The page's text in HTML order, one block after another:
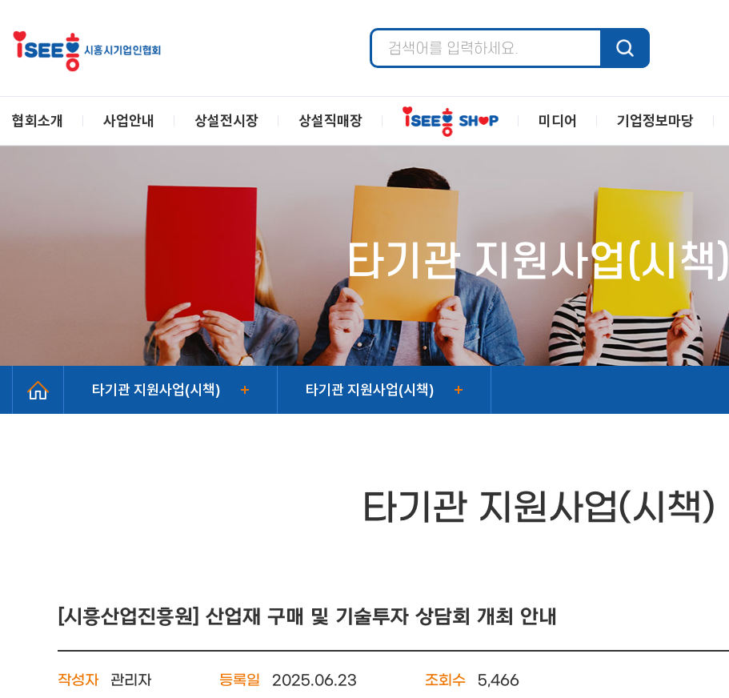
협회소개 사업안내 상설전시장 상설직매장 미디어 기업정보마당
타기관 지원사업(시책)
타기관 지원사업(시책) 타기관 지원사업(시책)
타기관 지원사업(시책)
[시흥산업진흥원] 산업재 구매 및 기술투자 상담회 개최 안내
작성자 관리자 등록일 2025.06.23 조회수 5,466